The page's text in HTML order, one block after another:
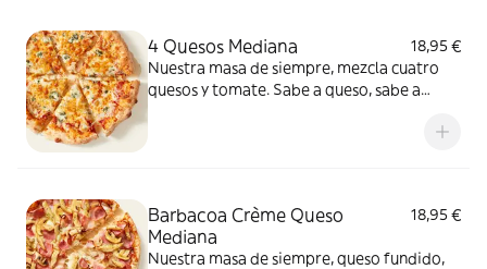
4 Quesos Mediana
18,95 €
Nuestra masa de siempre, mezcla cuatro
quesos y tomate. Sabe a queso, sabe a
Barbacoa Crème Queso
Mediana
18,95 €
Nuestra masa de siempre, queso fundido,